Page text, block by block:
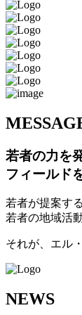
M
若者の力を
フィールド
若者が提案す
若者の地域活
それが、エル
NEWS